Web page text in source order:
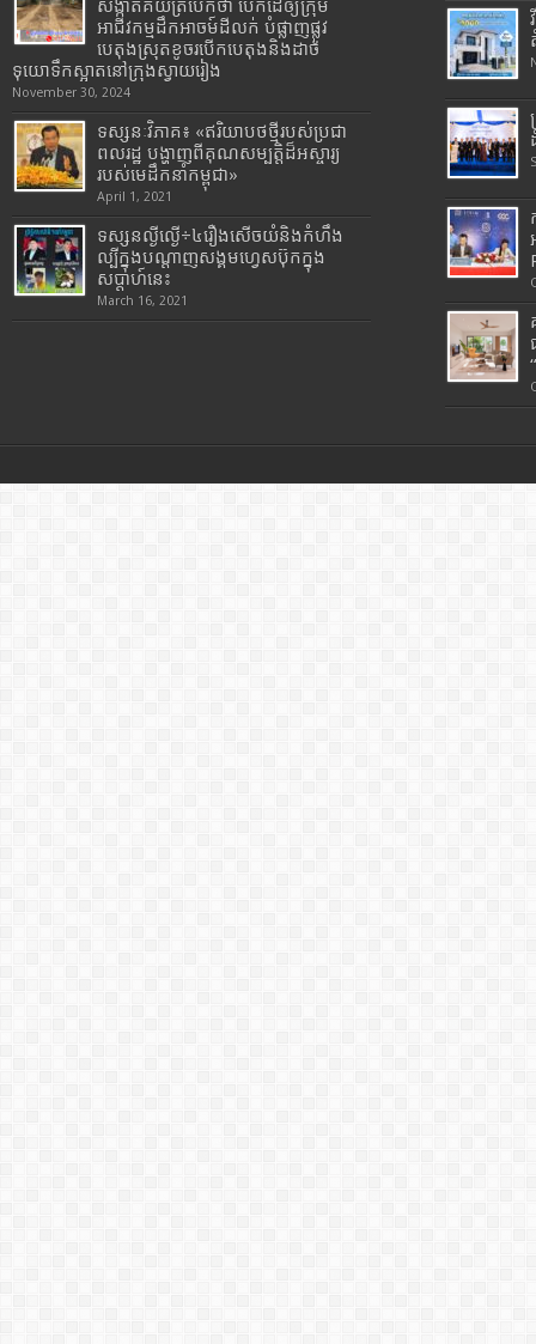
សង្កាត់គយត្របែកថា បើកដៃឲ្យក្រុម
អាជីវកម្មដឹកអាចម៍ដីលក់ បំផ្លាញផ្លូវ
បេតុងស្រុតខូចរបើកបេតុងនិងដាច់
ទុយោទឹកស្អាតនៅក្រុងស្វាយរៀង
November 30, 2024
ទស្សនៈវិភាគ៖ «ឥរិយាបថថ្មីរបស់ប្រជា
ពលរដ្ឋ បង្ហាញពីគុណសម្បត្តិដ៏អស្ចារ្យ
របស់មេដឹកនាំកម្ពុជា»
April 1, 2021
ទស្សនល្ងីល្ងើ÷៤រឿងសើចយំនិងកំហឹង
ល្បីក្នុងបណ្តាញសង្គមហ្វេសប៊ុកក្នុង
សប្តាហ៍នេះ
March 16, 2021